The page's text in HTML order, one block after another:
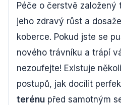
Péče o čerstvě založený
jeho zdravý růst a
koberce. Pokud jste se
nového trávníku a trápí
nezoufejte! Existuje
postupů, jak docílit
terénu před samotným